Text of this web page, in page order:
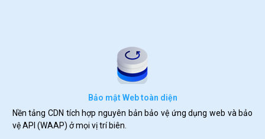
Bảo mật Web toàn diện
Nền tảng CDN tích hợp nguyên bản bảo vệ ứng dụng web và bảo
vệ API (WAAP) ở mọi vị trí biên.